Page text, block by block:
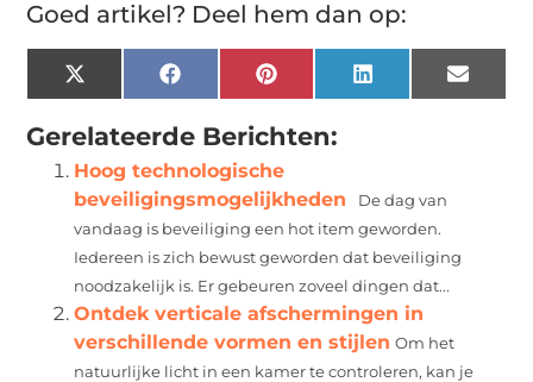
Goed artikel? Deel hem dan op:
X
(Twitter)
FacebookPinterest LinkedIn Email
Gerelateerde Berichten:
Hoog technologische
beveiligingsmogelijkheden
De dag van
vandaag is beveiliging een hot item geworden.
Iedereen is zich bewust geworden dat beveiliging
noodzakelijk is. Er gebeuren zoveel dingen dat...
Ontdek verticale afschermingen in
verschillende vormen en stijlen Om het
natuurlijke licht in een kamer te controleren, kan je